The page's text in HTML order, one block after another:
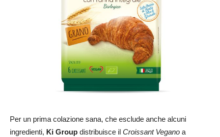
Per un prima colazione sana, che esclude anche alcuni
ingredienti, Ki Group distribuisce il Croissant Vegano a